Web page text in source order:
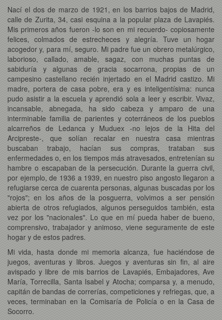
Nací el dos de marzo de 1921, en los barrios bajos de Madrid,
calle de Zurita, 34, casi esquina a la popular plaza de Lavapiés.
Mis primeros años fueron -lo son en mi recuerdo- copiosamente
felices, colmados de estrecheces y alegría. Tuve un hogar
acogedor y, para mí, seguro. Mi padre fue un obrero metalúrgico,
laborioso, callado, amable, sagaz, con muchas puntas de
sabiduría y algunas de gracia socarrona, propias de un
campesino castellano recién injertado en el Madrid castizo. Mi
madre, portera de casa pobre, era y es inteligentísima: nunca
pudo asistir a la escuela y aprendió sola a leer y escribir. Vivaz,
incansable, abnegada, ha sido cabeza y amparo de una
interminable familia de parientes y coterráneos de los pueblos
alcarreños de Ledanca y Muduex -no lejos de la Hita del
Arcipreste-, que solían recalar en nuestra casa mientras
buscaban trabajo, hacían sus compras, trataban sus
enfermedades o, en los tiempos más atravesados, entretenían su
hambre o escapaban de la persecución. Durante la guerra civil,
por ejemplo, de 1936 a 1939, en nuestro piso angosto llegaron a
refugiarse cerca de cuarenta personas, algunas buscadas por los
"rojos"; en los años de la posguerra, volvimos a ser pensión
abierta de otros refugiados, algunos perseguidos también, esta
vez por los "nacionales". Lo que en mí pueda haber de bueno,
comprensivo, trabajador y animoso, viene seguramente de este
hogar y de estos padres.
Mi vida, hasta donde mi memoria alcanza, fue haciéndose de
juegos, aventuras y libros. Juegos y aventuras sin fin, al aire
avispado y libre de mis barrios de Lavapiés, Embajadores, Ave
María, Torrecilla, Santa Isabel y Atocha; comparsa y, a menudo,
capitán de bandas de correrías, competiciones y refriegas, que, a
veces, terminaban en la Comisaría de Policía o en la Casa de
Socorro.